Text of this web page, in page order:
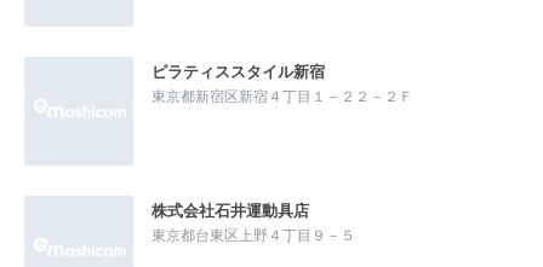
ピラティススタイル新宿
東京都新宿区新宿４丁目１－２２－２Ｆ
株式会社石井運動具店
東京都台東区上野４丁目９－５